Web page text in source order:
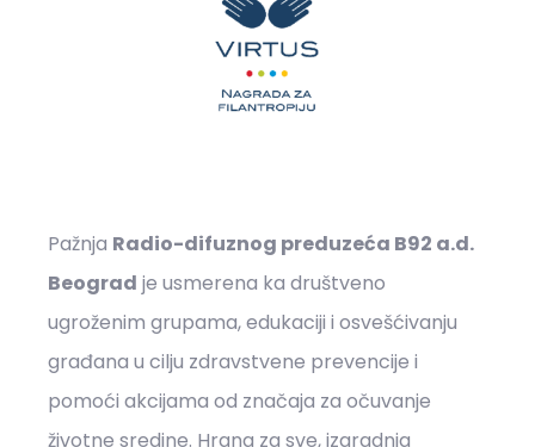
Pažnja Radio-difuznog preduzeća B92 a.d.
Beograd je usmerena ka društveno
ugroženim grupama, edukaciji i osvešćivanju
građana u cilju zdravstvene prevencije i
pomoći akcijama od značaja za očuvanje
životne sredine. Hrana za sve, izgradnja